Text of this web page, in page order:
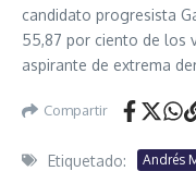
candidato progresista
55,87 por ciento de los
aspirante de extrema
Compartir
Etiquetado: Andrés